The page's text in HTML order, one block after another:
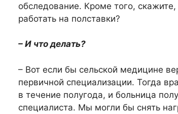
обследование. Кроме того,
работать на полставки?
– И что делать?
– Вот если бы сельской медицине
первичной специализации. Тогда
в течение полугода, и больница
специалиста. Мы могли бы снять